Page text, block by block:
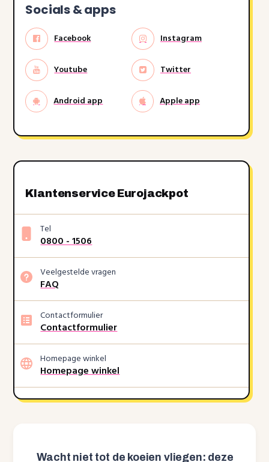
Socials & apps
Facebook Instagram
Youtube Twitter
Android app Apple app
Klantenservice Eurojackpot
Tel
0800 - 1506
Veelgestelde vragen
FAQ
Contactformulier
Contactformulier
Homepage winkel
Homepage winkel
Wacht niet tot de koeien vliegen: deze